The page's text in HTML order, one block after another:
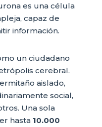
es una célula
capaz de
información.
un ciudadano
cerebral.
aislado,
social,
Una sola
hasta 10.000